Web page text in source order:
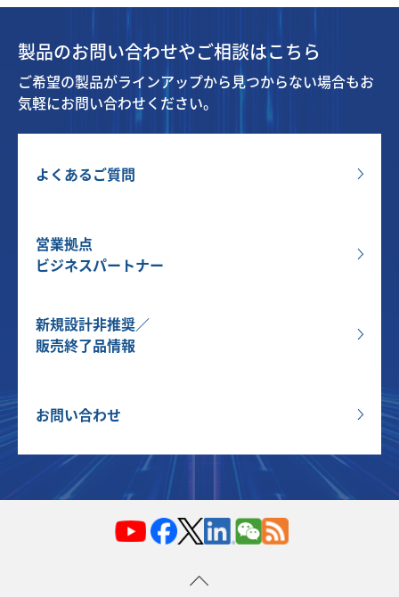
製品のお問い合わせやご相談はこちら
ご希望の製品がラインアップから見つからない場合もお
気軽にお問い合わせください。
よくあるご質問
営業拠点
ビジネスパートナー
新規設計非推奨／
販売終了品情報
お問い合わせ